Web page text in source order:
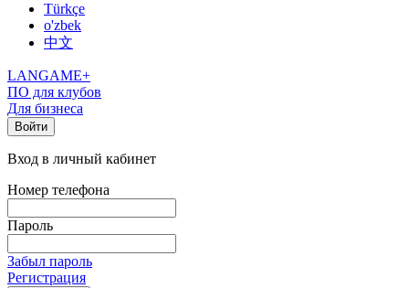
Türkçe
o'zbek
中文
LANGAME+
ПО для клубов
Для бизнеса
Войти
Вход в личный кабинет
Номер телефона
Пароль
Забыл пароль
Регистрация